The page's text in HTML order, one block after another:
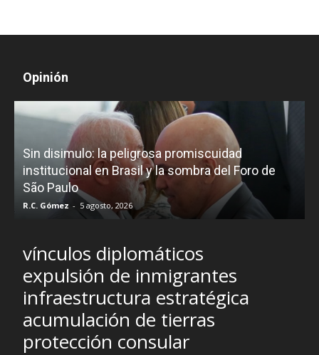
Opinión
de
Diego Leuco pintaba para bueno en la labor
periodística, pero prefirió derrapar y terminar
un programa de streaming sin categoría en
LUZU TV
Iñigo Almuena - 4 agosto, 2026
vínculos diplomáticos
expulsión de inmigrantes
infraestructura estratégica
acumulación de tierras
protección consular